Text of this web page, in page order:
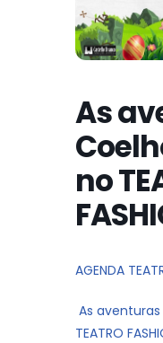
As
no
AGENDA
As
TEATRO